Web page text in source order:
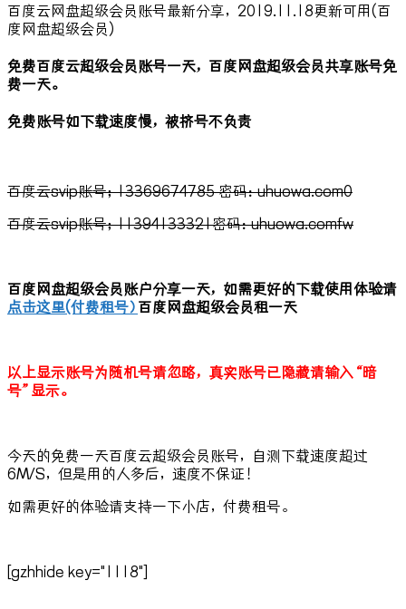
百度云网盘超级会员账号最新分享，2019.11.18更新可用(百
度网盘超级会员)
免费百度云超级会员账号一天，百度网盘超级会员共享账号免
费一天。
免费账号如下载速度慢，被挤号不负责
百度云svip账号；13369674785 密码：uhuowa.com0
百度云svip账号；11394133321密码：uhuowa.comfw
百度网盘超级会员账户分享一天，如需更好的下载使用体验请
点击这里(付费租号） 百度网盘超级会员租一天
以上显示账号为随机号请忽略，真实账号已隐藏请输入“暗
号”显示。
今天的免费一天百度云超级会员账号，自测下载速度超过
6M/S，但是用的人多后，速度不保证！
如需更好的体验请支持一下小店，付费租号。
[gzhhide key="1118"]